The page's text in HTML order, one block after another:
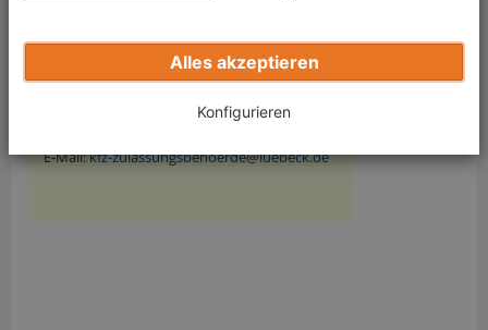
Meesenring 7
E-Mail:kfz-zulassungsbehoerde@luebeck.de
Alles akzeptieren
Konfigurieren